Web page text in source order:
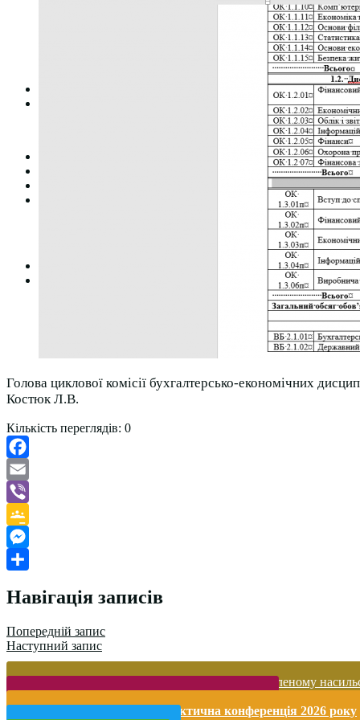
Міжнародне співробітництво для викладачів
Міжнародне співробітництво для студентів
Про формальну, неформальну та інформальну освіту
Голова циклової комісії бухгалтерсько-економічних
Костюк Л.В.
Кількість переглядів: 0
Facebook
Email
Viber
Google
Classroom
Messenger
Навігація записів
Попередній запис
Наступний запис
Запобігання домашньому та гендерно-зумовленому
Міжнародна науково-практична конференція 2026 року